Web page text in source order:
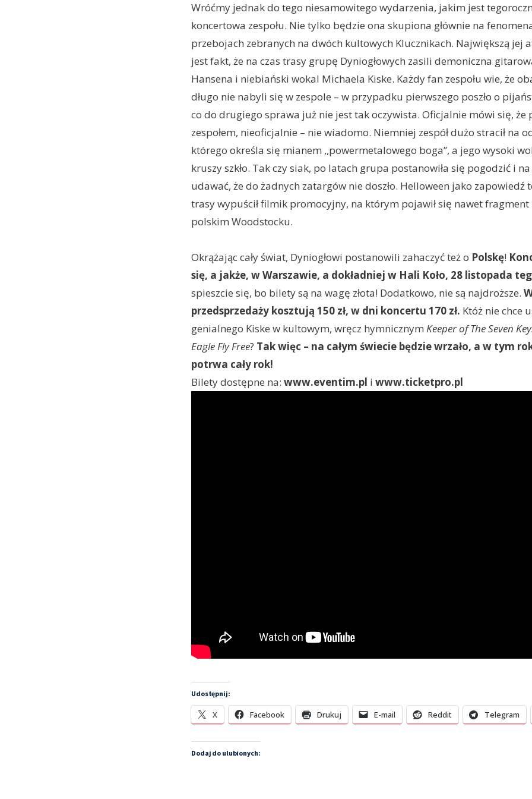
Wróćmy jednak do tego niesamowitego wydarzenia, jakim jest
koncertowa zespołu. Nie tylko będzie ona skupiona głównie na
przebojach zebranych na dwóch kultowych Klucznikach. Największą jej
jest fakt, że na czas trasy grupę Dyniogłowych zasili demoniczna
Hansena i niebiański wokal Michaela Kiske. Każdy fan zespołu wie, że
długo nie nabyli się w zespole – w przypadku pierwszego poszło o
co do drugiego sprawa już nie jest tak oczywista. Oficjalnie mówi się, że
zespołem, nieoficjalnie – nie wiadomo. Niemniej zespół dużo stracił na
którego określa się mianem ,,powermetalowego boga”, a jego wysoki
kruszy szkło. Tak czy siak, po latach grupa postanowiła się pogodzić i
udawać, że do żadnych zatargów nie doszło. Helloween jako zapowiedź
trasy wypuścił filmik promocyjny, na którym pojawił się nawet
polskim Woodstocku.
Okrążając cały świat, Dyniogłowi postanowili zahaczyć też o Polskę!
się, a jakże, w Warszawie, a dokładniej w Hali Koło, 28 listopada
spieszcie się, bo bilety są na wagę złota! Dodatkowo, nie są najdroższe.
przedsprzedaży kosztują 150 zł, w dni koncertu 170 zł. Któż nie chce
genialnego Kiske w kultowym, wręcz hymnicznym Keeper of The Seven
Eagle Fly Free? Tak więc – na całym świecie będzie wrzało, a w tym
potrwa cały rok!
Bilety dostępne na: www.eventim.pl i www.ticketpro.pl
Udostępnij:
X Facebook Drukuj E-mail Reddit Telegram
Dodaj do ulubionych: